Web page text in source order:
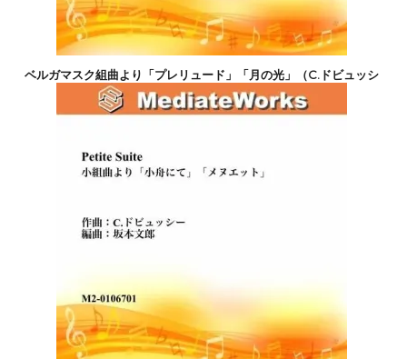
ベルガマスク組曲より「プレリュード」「月の光」（C.ドビュッシ
ー）／木管5重奏
6,600円(税込)